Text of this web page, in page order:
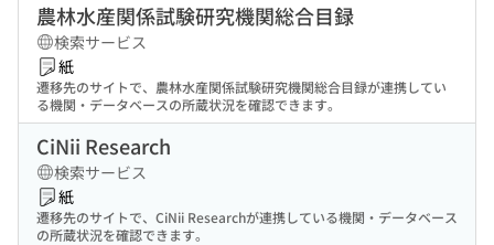
農林水産関係試験研究機関総合目録
検索サービス
紙
遷移先のサイトで、農林水産関係試験研究機関総合目録が連携してい
る機関・データベースの所蔵状況を確認できます。
CiNii Research
検索サービス
紙
遷移先のサイトで、CiNii Researchが連携している機関・データベース
の所蔵状況を確認できます。